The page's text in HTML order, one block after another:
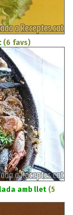
(6 favs)
amb llet (5